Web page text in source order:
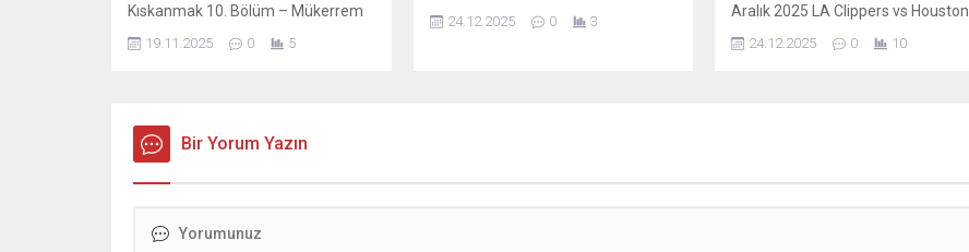
Kıskanmak 10. Bölüm – Mükerrem
Kıskanmak Son Bölüm Yayınlandı
Fragmanı Kıskanmak 10. Bölüm 1.
Fragmanı...
19.11.2025 0 5
24.12.2025 0 3
Aralık 2025 LA Clippers vs Houston
Kaçta Yayınlanacak? Alperen
24.12.2025 0 10
Bir Yorum Yazın